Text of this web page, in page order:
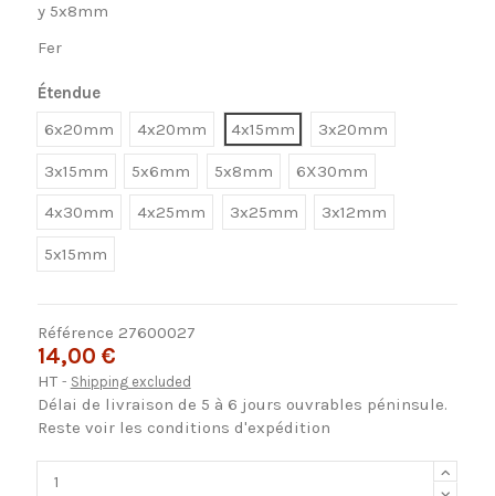
y 5x8mm
Fer
Étendue
6x20mm
4x20mm 4x15mm 3x20mm
3x15mm 5x6mm 5x8mm 6X30mm
4x30mm 4x25mm 3x25mm 3x12mm
5x15mm
Référence 27600027
14,00 €
HT Shipping excluded
Délai de livraison de 5 à 6 jours ouvrables péninsule.
Reste voir les conditions d'expédition